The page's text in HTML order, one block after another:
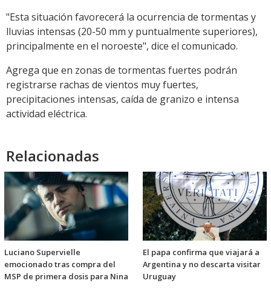
"Esta situación favorecerá la ocurrencia de tormentas y
lluvias intensas (20-50 mm y puntualmente superiores),
principalmente en el noroeste", dice el comunicado.
Agrega que en zonas de tormentas fuertes podrán
registrarse rachas de vientos muy fuertes,
precipitaciones intensas, caída de granizo e intensa
actividad eléctrica.
Relacionadas
Luciano Supervielle
emocionado tras compra del
MSP de primera dosis para Nina
El papa confirma que viajará a
Argentina y no descarta visitar
Uruguay